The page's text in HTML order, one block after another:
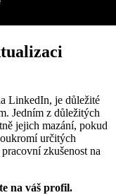
LinkedIn, je důležité
Jedním z důležitých
jejich mazání, pokud
určitých
zkušenost na
na váš profil.